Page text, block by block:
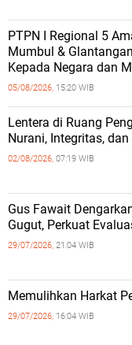
PTPN I Regional 5
Mumbul &
Kepada Negara dan
05/08/2026, 15:20 WIB
​Lentera di Ruang
Nurani, Integritas,
02/08/2026, 07:19 WIB
‎Gus Fawait
Gugut, Perkuat
29/07/2026, 21:04 WIB
Memulihkan Harkat
29/07/2026, 16:04 WIB